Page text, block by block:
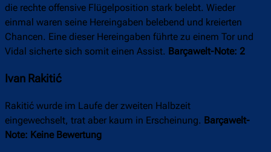
die rechte offensive Flügelposition stark belebt. Wieder
einmal waren seine Hereingaben belebend und kreierten
Chancen. Eine dieser Hereingaben führte zu einem Tor und
Vidal sicherte sich somit einen Assist. Barçawelt-Note: 2
Ivan Rakitić
Rakitić wurde im Laufe der zweiten Halbzeit
eingewechselt, trat aber kaum in Erscheinung. Barçawelt-
Note: Keine Bewertung